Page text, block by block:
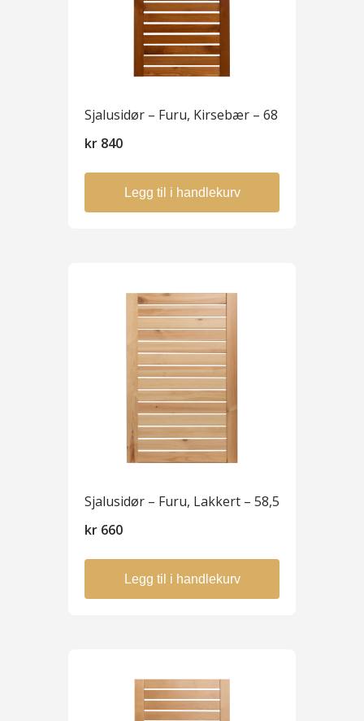
Sjalusidør – Furu, Kirsebær – 68
kr 840
Legg til i handlekurv
Sjalusidør – Furu, Lakkert – 58,5
kr 660
Legg til i handlekurv